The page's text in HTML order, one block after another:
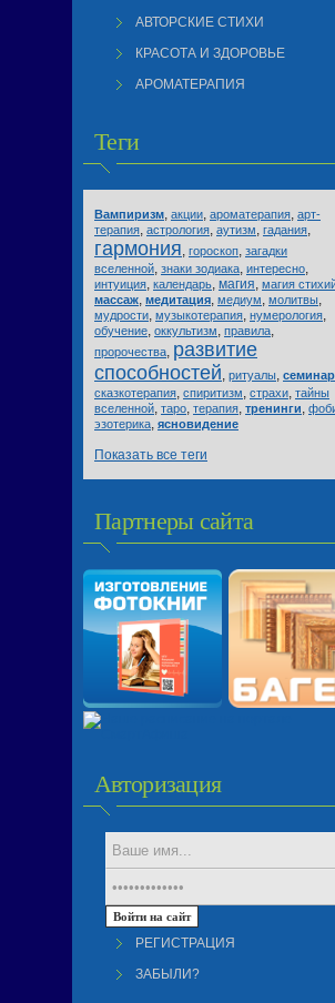
АВТОРСКИЕ СТИХИ
КРАСОТА И ЗДОРОВЬЕ
АРОМАТЕРАПИЯ
Теги
Вампиризм, акции, ароматерапия, арт-
терапия, астрология, аутизм, гадания,
гармония, гороскоп, загадки
вселенной, знаки зодиака, интересно,
интуиция, календарь, магия, магия
массаж, медитация, медиум, молитвы,
мудрости, музыкотерапия, нумерология,
обучение, оккультизм, правила,
пророчества, развитие
способностей, ритуалы,
сказкотерапия, спиритизм, страхи, тайны
вселенной, таро, терапия, тренинги,
эзотерика, ясновидение
Показать все теги
Партнеры сайта
Авторизация
РЕГИСТРАЦИЯ
ЗАБЫЛИ?